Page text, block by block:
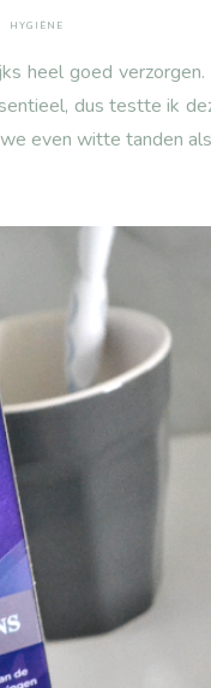
HYGIËNE
heel goed
dus testte ik
even witte tanden